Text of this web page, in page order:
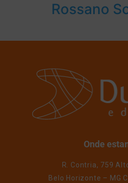
Rossano
Onde
R. Contria, 759
Belo Horizonte – MG